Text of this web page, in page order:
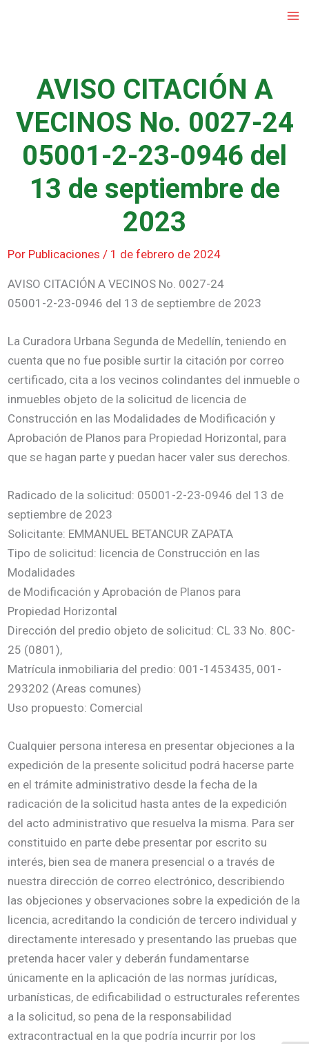
AVISO CITACIÓN A
VECINOS No. 0027-24
05001-2-23-0946 del
13 de septiembre de
2023
Por Publicaciones / 1 de febrero de 2024
AVISO CITACIÓN A VECINOS No. 0027-24
05001-2-23-0946 del 13 de septiembre de 2023
La Curadora Urbana Segunda de Medellín, teniendo en
cuenta que no fue posible surtir la citación por correo
certificado, cita a los vecinos colindantes del inmueble o
inmuebles objeto de la solicitud de licencia de
Construcción en las Modalidades de Modificación y
Aprobación de Planos para Propiedad Horizontal, para
que se hagan parte y puedan hacer valer sus derechos.
Radicado de la solicitud: 05001-2-23-0946 del 13 de
septiembre de 2023
Solicitante: EMMANUEL BETANCUR ZAPATA
Tipo de solicitud: licencia de Construcción en las
Modalidades
de Modificación y Aprobación de Planos para
Propiedad Horizontal
Dirección del predio objeto de solicitud: CL 33 No. 80C-
25 (0801),
Matrícula inmobiliaria del predio: 001-1453435, 001-
293202 (Areas comunes)
Uso propuesto: Comercial
Cualquier persona interesa en presentar objeciones a la
expedición de la presente solicitud podrá hacerse parte
en el trámite administrativo desde la fecha de la
radicación de la solicitud hasta antes de la expedición
del acto administrativo que resuelva la misma. Para ser
constituido en parte debe presentar por escrito su
interés, bien sea de manera presencial o a través de
nuestra dirección de correo electrónico, describiendo
las objeciones y observaciones sobre la expedición de la
licencia, acreditando la condición de tercero individual y
directamente interesado y presentando las pruebas que
pretenda hacer valer y deberán fundamentarse
únicamente en la aplicación de las normas jurídicas,
urbanísticas, de edificabilidad o estructurales referentes
a la solicitud, so pena de la responsabilidad
extracontractual en la que podría incurrir por los